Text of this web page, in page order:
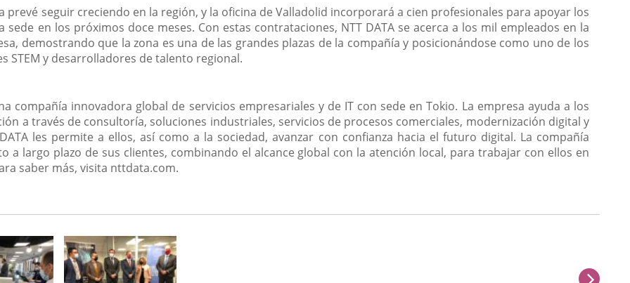
prevé seguir creciendo en la región, y la oficina de Valladolid incorporará a cien profesionales para apoyar los
en los próximos doce meses. Con estas contrataciones, NTT DATA se acerca a los mil empleados en la
demostrando que la zona es una de las grandes plazas de la compañía y posicionándose como uno de los
STEM y desarrolladores de talento regional.
compañía innovadora global de servicios empresariales y de IT con sede en Tokio. La empresa ayuda a los
a través de consultoría, soluciones industriales, servicios de procesos comerciales, modernización digital y
les permite a ellos, así como a la sociedad, avanzar con confianza hacia el futuro digital. La compañía
a largo plazo de sus clientes, combinando el alcance global con la atención local, para trabajar con ellos en
saber más, visita nttdata.com.
next